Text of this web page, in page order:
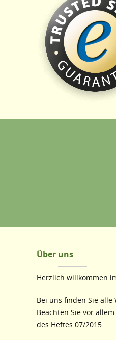
Über uns
Herzlich willkommen
Bei uns finden Sie alle
Beachten Sie vor
des Heftes 07/2015: